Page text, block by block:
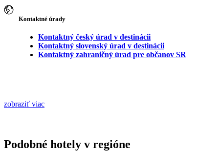
Kontaktné úrady
Kontaktný český úrad v destinácii
Kontaktný slovenský úrad v destinácii
Kontaktný zahraničný úrad pre občanov SR
zobraziť viac
Podobné hotely v regióne